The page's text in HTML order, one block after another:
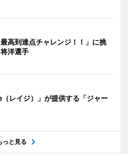
最高到達点チャレンジ！！」に挑
洋選手
（レイジ）」が提供する「ジャー
っと見る